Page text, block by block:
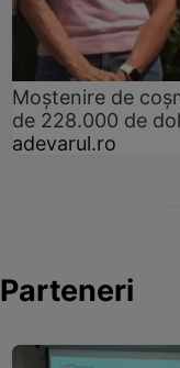
Moștenire de
de 228.000 de
adevarul.ro
Parteneri